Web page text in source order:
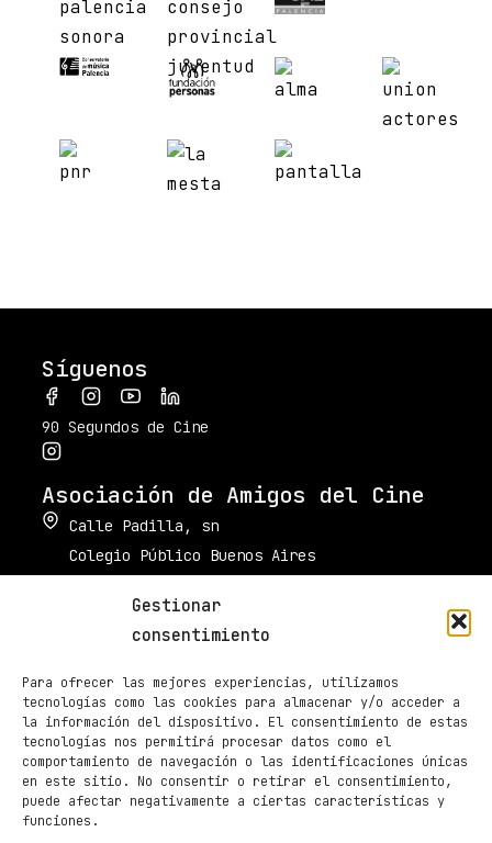
Gestionar
consentimiento
Para ofrecer las mejores experiencias, utilizamos
tecnologías como las cookies para almacenar y/o acceder a
la información del dispositivo. El consentimiento de estas
tecnologías nos permitirá procesar datos como el
comportamiento de navegación o las identificaciones únicas
en este sitio. No consentir o retirar el consentimiento,
puede afectar negativamente a ciertas características y
funciones.
Síguenos
90 Segundos de Cine
Asociación de Amigos del Cine
Calle Padilla, sn
Colegio Público Buenos Aires
muestradecinepalencia@gmail.com
Taquilla de Cines Ortega
979 70 70 88
Páginas
Programación